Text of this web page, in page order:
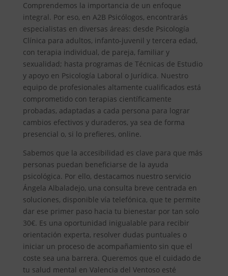
Comprendemos la importancia de un enfoque
integral. Por eso, en A2B Psicólogos, encontrarás
especialistas en diversas áreas: desde Psicología
Clínica para adultos, infanto-juvenil y tercera edad,
con terapia individual, de pareja, familiar y
sexualidad; hasta programas de Técnicas de Estudio
y apoyo en Psicología Laboral o Jurídica. Nuestro
equipo de profesionales altamente cualificados está
comprometido con terapias científicamente
probadas, adaptadas a cada persona para lograr
cambios efectivos y duraderos, ya sea de forma
presencial o, si lo prefieres, online.
Sabemos que la accesibilidad es clave para que más
personas puedan beneficiarse de la ayuda
psicológica. Por ello, destacamos nuestro servicio
Ángela Albaladejo, una consulta breve centrada en
soluciones, disponible vía telefónica, que te permite
dar ese primer paso hacia tu bienestar por tan solo
30€. Es una oportunidad inigualable para recibir
orientación experta, resolver dudas puntuales o
iniciar un proceso de acompañamiento sin que el
coste sea una barrera. Queremos que el cuidado de
tu salud mental en Valencia del Ventoso esté